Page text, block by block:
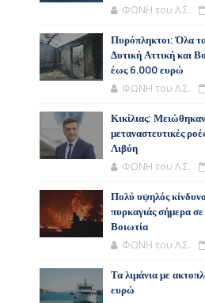
ΦΩΝΗ του Λ.Σ.
Πυρόπληκτοι: Όλα
Δυτική Αττική και
έως 6.000 ευρώ
ΦΩΝΗ του Λ.Σ.
Κικίλιας:
μεταναστευτικές
Λιβύη
ΦΩΝΗ του Λ.Σ.
Πολύ υψηλός
πυρκαγιάς σήμερα
Βοιωτία
ΦΩΝΗ του Λ.Σ.
Τα λιμάνια με
ευρώ